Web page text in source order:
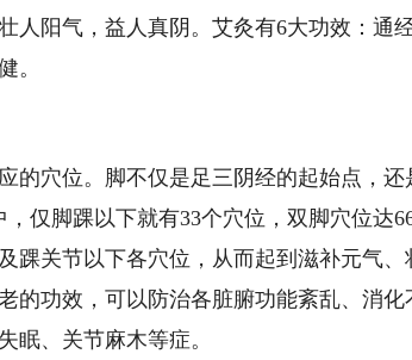
人阳气，益人真阴。艾灸有6大功效：通
。
穴位。脚不仅是足三阴经的起始点，还
仅脚踝以下就有33个穴位，双脚穴位达
踝关节以下各穴位，从而起到滋补元气、
的功效，可以防治各脏腑功能紊乱、消化
眠、关节麻木等症。